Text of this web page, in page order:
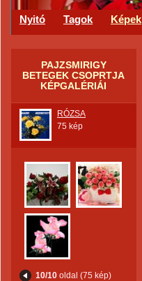
Nyitó Tagok Képek
PAJZSMIRIGY
BETEGEK CSOPRTJA
KÉPGALÉRIÁI
RÓZSA
75 kép
10/10 oldal (75 kép)